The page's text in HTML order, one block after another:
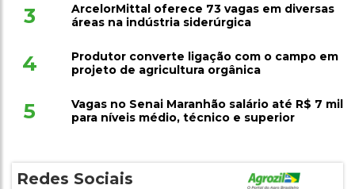
3
ArcelorMittal oferece 73 vagas em diversas
áreas na indústria siderúrgica
4
Produtor converte ligação com o campo em
projeto de agricultura orgânica
5
Vagas no Senai Maranhão salário até R$ 7 mil
para níveis médio, técnico e superior
Redes Sociais